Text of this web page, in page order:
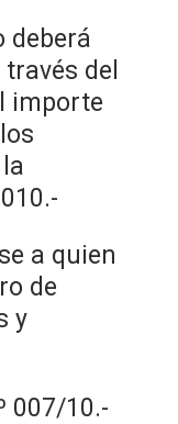
deberá
del
importe
a quien
de
y
007/10.-